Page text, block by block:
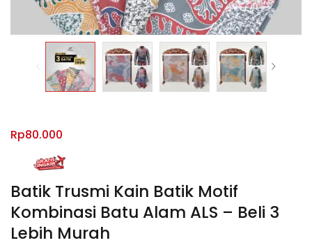
Batik Trusmi Kain Batik Motif
Kombinasi Batu Alam ALS – Beli 3
Lebih Murah
Rp80.000